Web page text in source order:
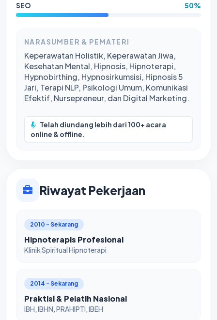
SEO 50%
NARASUMBER & PEMATERI
Keperawatan Holistik, Keperawatan Jiwa,
Kesehatan Mental, Hipnosis, Hipnoterapi,
Hypnobirthing, Hypnosirkumsisi, Hipnosis 5
Jari, Terapi NLP, Psikologi Umum, Komunikasi
Efektif, Nursepreneur, dan Digital Marketing.
Telah diundang lebih dari 100+ acara
online & offline.
Riwayat Pekerjaan
2010 - Sekarang
Hipnoterapis Profesional
Klinik Spiritual Hipnoterapi
2014 - Sekarang
Praktisi & Pelatih Nasional
IBH, IBHN, PRAHIPTI, IBEH